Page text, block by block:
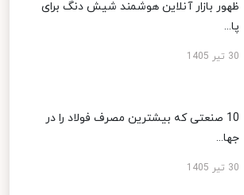
ظهور بازار آنلاین هوشمند شیش دنگ برای
پا...
30 تیر 1405
10 صنعتی که بیشترین مصرف فولاد را در
جها...
30 تیر 1405